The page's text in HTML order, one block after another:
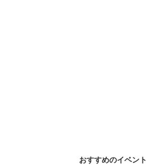
おすすめのイベント